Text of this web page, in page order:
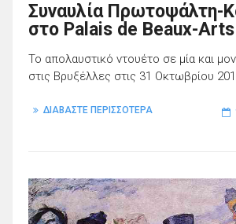
Συναυλία Πρωτοψάλτη-
στο Palais de Beaux-Arts
Το απολαυστικό ντουέτο σε μία και
στις Βρυξέλλες στις 31 Οκτωβρίου
ΔΙΑΒΑΣΤΕ ΠΕΡΙΣΣΟΤΕΡΑ